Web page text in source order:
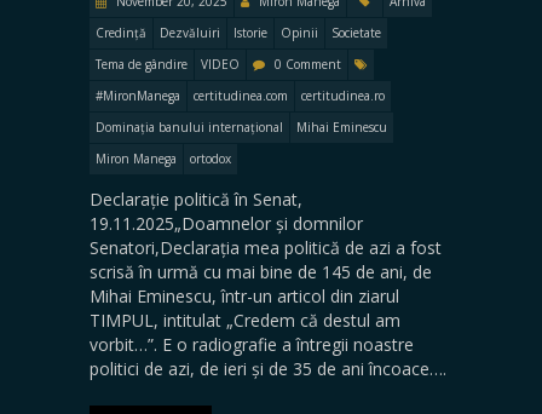
Credință
Dezvăluiri Istorie Opinii
Societate
Tema de gândire
VIDEO
0 Comment
#MironManega
certitudinea.com
certitudinea.ro
Dominația banului internațional
Mihai Eminescu
Miron Manega
ortodox
Declarație politică în Senat,
19.11.2025„Doamnelor și domnilor
Senatori,Declarația mea politică de azi a fost
scrisă în urmă cu mai bine de 145 de ani, de
Mihai Eminescu, într-un articol din ziarul
TIMPUL, intitulat „Credem că destul am
vorbit…”. E o radiografie a întregii noastre
politici de azi, de ieri și de 35 de ani încoace….